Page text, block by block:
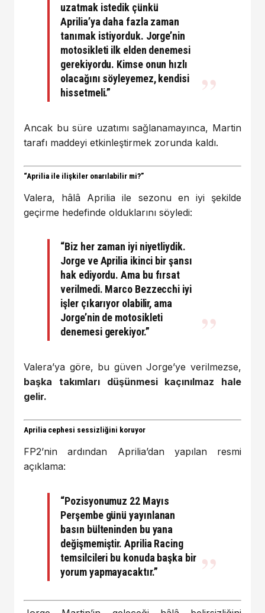
uzatmak istedik çünkü
Aprilia’ya daha fazla zaman
tanımak istiyorduk. Jorge’nin
motosikleti ilk elden denemesi
gerekiyordu. Kimse onun hızlı
olacağını söyleyemez, kendisi
hissetmeli.”
Ancak bu süre uzatımı sağlanamayınca, Martin
tarafı maddeyi etkinleştirmek zorunda kaldı.
“Aprilia ile ilişkiler onarılabilir mi?”
Valera, hâlâ Aprilia ile sezonu en iyi şekilde
geçirme hedefinde olduklarını söyledi:
“Biz her zaman iyi niyetliydik.
Jorge ve Aprilia ikinci bir şansı
hak ediyordu. Ama bu fırsat
verilmedi. Marco Bezzecchi iyi
işler çıkarıyor olabilir, ama
Jorge’nin de motosikleti
denemesi gerekiyor.”
Valera’ya göre, bu güven Jorge’ye verilmezse,
başka takımları düşünmesi kaçınılmaz hale
gelir.
Aprilia cephesi sessizliğini koruyor
FP2’nin ardından Aprilia’dan yapılan resmi
açıklama:
“Pozisyonumuz 22 Mayıs
Perşembe günü yayınlanan
basın bülteninden bu yana
değişmemiştir. Aprilia Racing
temsilcileri bu konuda başka bir
yorum yapmayacaktır.”